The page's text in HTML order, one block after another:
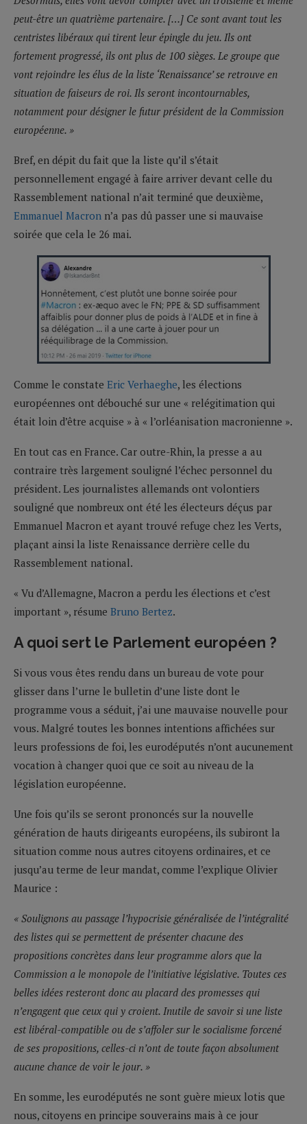
peut-être un quatrième partenaire. […] Ce sont avant tout les
centristes libéraux qui tirent leur épingle du jeu. Ils ont
fortement progressé, ils ont plus de 100 sièges. Le groupe que
vont rejoindre les élus de la liste ‘Renaissance’ se retrouve en
situation de faiseurs de roi. Ils seront incontournables,
notamment pour désigner le futur président de la Commission
européenne. »
Bref, en dépit du fait que la liste qu’il s’était
personnellement engagé à faire arriver devant celle du
Rassemblement national n’ait terminé que deuxième,
Emmanuel Macron n’a pas dû passer une si mauvaise
soirée que cela le 26 mai.
Comme le constate Eric Verhaeghe, les élections
européennes ont débouché sur une « relégitimation qui
était loin d’être acquise » à « l’orléanisation macronienne ».
En tout cas en France. Car outre-Rhin, la presse a au
contraire très largement souligné l’échec personnel du
président. Les journalistes allemands ont volontiers
souligné que nombreux ont été les électeurs déçus par
Emmanuel Macron et ayant trouvé refuge chez les Verts,
plaçant ainsi la liste Renaissance derrière celle du
Rassemblement national.
« Vu d’Allemagne, Macron a perdu les élections et c’est
important », résume Bruno Bertez.
A quoi sert le Parlement européen ?
Si vous vous êtes rendu dans un bureau de vote pour
glisser dans l’urne le bulletin d’une liste dont le
programme vous a séduit, j’ai une mauvaise nouvelle pour
vous. Malgré toutes les bonnes intentions affichées sur
leurs professions de foi, les eurodéputés n’ont aucunement
vocation à changer quoi que ce soit au niveau de la
législation européenne.
Une fois qu’ils se seront prononcés sur la nouvelle
génération de hauts dirigeants européens, ils subiront la
situation comme nous autres citoyens ordinaires, et ce
jusqu’au terme de leur mandat, comme l’explique Olivier
Maurice :
« Soulignons au passage l’hypocrisie généralisée de l’intégralité
des listes qui se permettent de présenter chacune des
propositions concrètes dans leur programme alors que la
Commission a le monopole de l’initiative législative. Toutes ces
belles idées resteront donc au placard des promesses qui
n’engagent que ceux qui y croient. Inutile de savoir si une liste
est libéral-compatible ou de s’affoler sur le socialisme forcené
de ses propositions, celles-ci n’ont de toute façon absolument
aucune chance de voir le jour. »
En somme, les eurodéputés ne sont guère mieux lotis que
nous, citoyens en principe souverains mais à ce jour